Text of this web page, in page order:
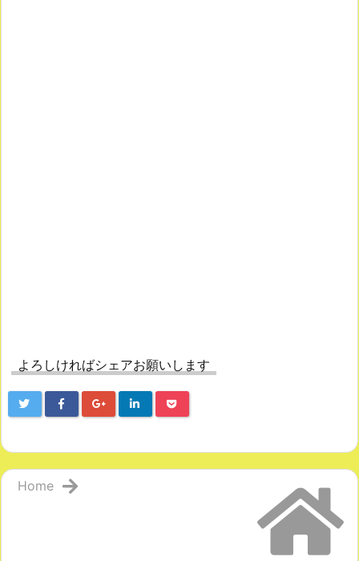
よろしければシェアお願いします
Home